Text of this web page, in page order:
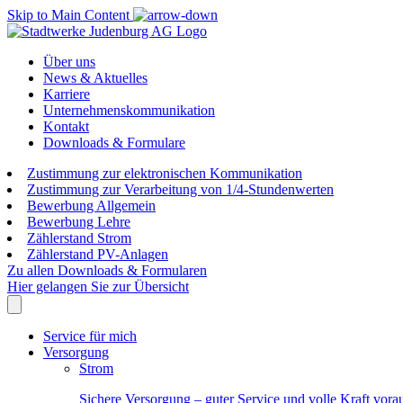
Skip to Main Content
Über uns
News & Aktuelles
Karriere
Unternehmenskommunikation
Kontakt
Downloads & Formulare
Zustimmung zur elektronischen Kommunikation
Zustimmung zur Verarbeitung von 1/4-Stundenwerten
Bewerbung Allgemein
Bewerbung Lehre
Zählerstand Strom
Zählerstand PV-Anlagen
Zu allen Downloads & Formularen
Hier gelangen Sie zur Übersicht
Service für mich
Versorgung
Strom
Sichere Versorgung – guter Service und volle Kraft